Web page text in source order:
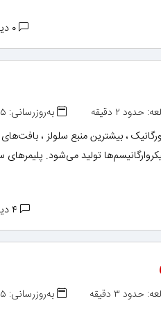
حدود ۲ دقیقه
به‌روزرسانی: ۱۳۹۲/۰۱/۲۵
، بیشترین منبع سلولز ،
تولید می‌شود. پلیمرهای
حدود ۳ دقیقه
به‌روزرسانی: ۱۳۹۲/۰۱/۲۵